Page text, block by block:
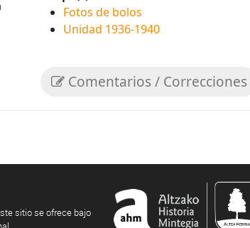
Fotos de bolos
Unidad 1936-1940
Comentarios / Correcciones
sitio se ofrece bajo